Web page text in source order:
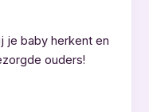
je baby herkent en
ouders!